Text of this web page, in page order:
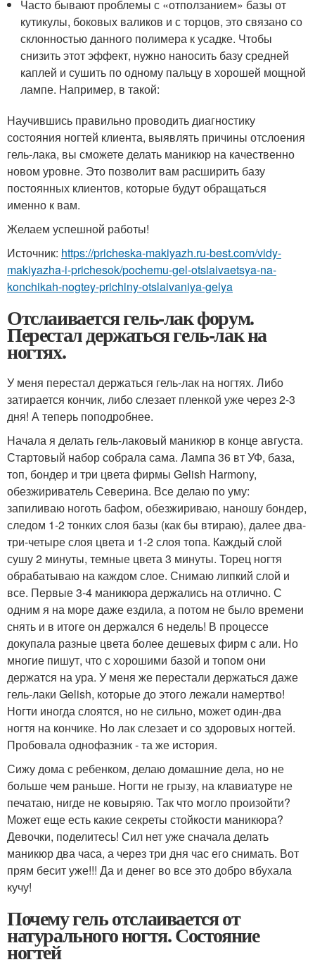
Часто бывают проблемы с «отползанием» базы от
кутикулы, боковых валиков и с торцов, это связано со
склонностью данного полимера к усадке. Чтобы
снизить этот эффект, нужно наносить базу средней
каплей и сушить по одному пальцу в хорошей мощной
лампе. Например, в такой:
Научившись правильно проводить диагностику
состояния ногтей клиента, выявлять причины отслоения
гель-лака, вы сможете делать маникюр на качественно
новом уровне. Это позволит вам расширить базу
постоянных клиентов, которые будут обращаться
именно к вам.
Желаем успешной работы!
Источник: https://pricheska-makiyazh.ru-best.com/vidy-
makiyazha-i-prichesok/pochemu-gel-otslaivaetsya-na-
konchikah-nogtey-prichiny-otslaivaniya-gelya
Отслаивается гель-лак форум.
Перестал держаться гель-лак на
ногтях.
У меня перестал держаться гель-лак на ногтях. Либо
затирается кончик, либо слезает пленкой уже через 2-3
дня! А теперь поподробнее.
Начала я делать гель-лаковый маникюр в конце августа.
Стартовый набор собрала сама. Лампа 36 вт УФ, база,
топ, бондер и три цвета фирмы Gelish Harmony,
обезжириватель Северина. Все делаю по уму:
запиливаю ноготь бафом, обезжириваю, наношу бондер,
следом 1-2 тонких слоя базы (как бы втираю), далее два-
три-четыре слоя цвета и 1-2 слоя топа. Каждый слой
сушу 2 минуты, темные цвета 3 минуты. Торец ногтя
обрабатываю на каждом слое. Снимаю липкий слой и
все. Первые 3-4 маникюра держались на отлично. С
одним я на море даже ездила, а потом не было времени
снять и в итоге он держался 6 недель! В процессе
докупала разные цвета более дешевых фирм с али. Но
многие пишут, что с хорошими базой и топом они
держатся на ура. У меня же перестали держаться даже
гель-лаки Gelish, которые до этого лежали намертво!
Ногти иногда слоятся, но не сильно, может один-два
ногтя на кончике. Но лак слезает и со здоровых ногтей.
Пробовала однофазник - та же история.
Сижу дома с ребенком, делаю домашние дела, но не
больше чем раньше. Ногти не грызу, на клавиатуре не
печатаю, нигде не ковыряю. Так что могло произойти?
Может еще есть какие секреты стойкости маникюра?
Девочки, поделитесь! Сил нет уже сначала делать
маникюр два часа, а через три дня час его снимать. Вот
прям бесит уже!!! Да и денег во все это добро вбухала
кучу!
Почему гель отслаивается от
натурального ногтя. Состояние
ногтей